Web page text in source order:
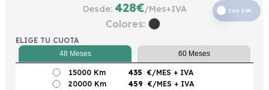
Desde: 428€/Mes+IVA Con IVA
Colores:
ELIGE TU CUOTA
48 Meses 60 Meses
15000 Km 435 €/MES + IVA
20000 Km
459 €/MES + IVA